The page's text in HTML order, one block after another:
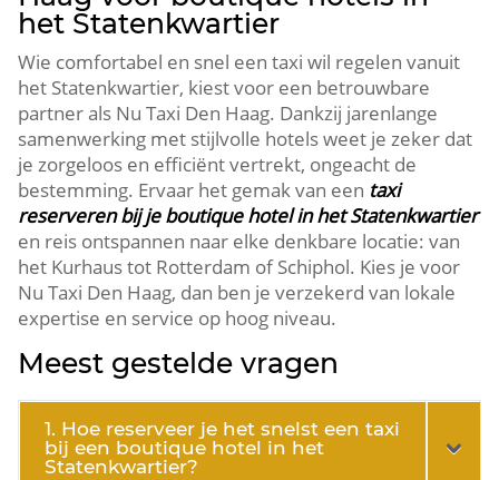
het Statenkwartier
Wie comfortabel en snel een taxi wil regelen vanuit
het Statenkwartier, kiest voor een betrouwbare
partner als Nu Taxi Den Haag. Dankzij jarenlange
samenwerking met stijlvolle hotels weet je zeker dat
je zorgeloos en efficiënt vertrekt, ongeacht de
bestemming. Ervaar het gemak van een taxi
reserveren bij je boutique hotel in het Statenkwartier
en reis ontspannen naar elke denkbare locatie: van
het Kurhaus tot Rotterdam of Schiphol. Kies je voor
Nu Taxi Den Haag, dan ben je verzekerd van lokale
expertise en service op hoog niveau.
Meest gestelde vragen
1. Hoe reserveer je het snelst een taxi
bij een boutique hotel in het
Statenkwartier?